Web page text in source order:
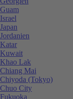
Guam
Israel
Japan
Jordanien
Katar
Kuwait
Khao Lak
Chiang Mai
Chiyoda (Tokyo)
Chuo City
Fukuoka